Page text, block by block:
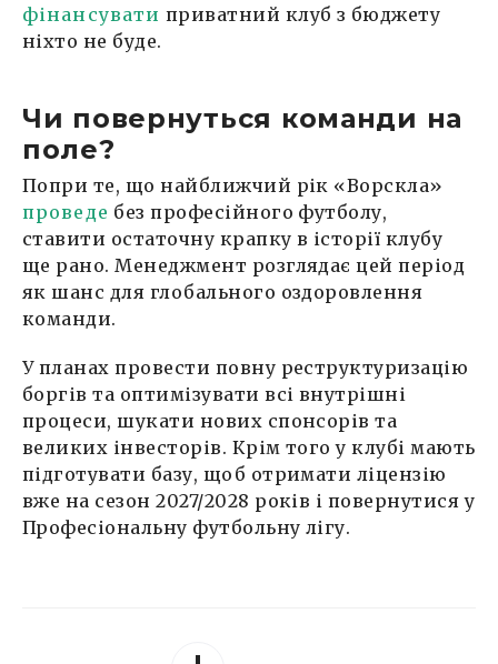
фінансувати приватний клуб з бюджету
ніхто не буде.
Чи повернуться команди на
поле?
Попри те, що найближчий рік «Ворскла»
проведе без професійного футболу,
ставити остаточну крапку в історії клубу
ще рано. Менеджмент розглядає цей період
як шанс для глобального оздоровлення
команди.
У планах провести повну реструктуризацію
боргів та оптимізувати всі внутрішні
процеси, шукати нових спонсорів та
великих інвесторів. Крім того у клубі мають
підготувати базу, щоб отримати ліцензію
вже на сезон 2027/2028 років і повернутися у
Професіональну футбольну лігу.